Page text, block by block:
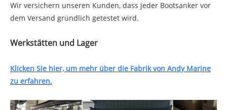
Wir versichern unseren Kunden, dass jeder Bootsanker vor
dem Versand gründlich getestet wird.
Werkstätten und Lager
Klicken Sie hier, um mehr über die Fabrik von Andy Marine
zu erfahren.